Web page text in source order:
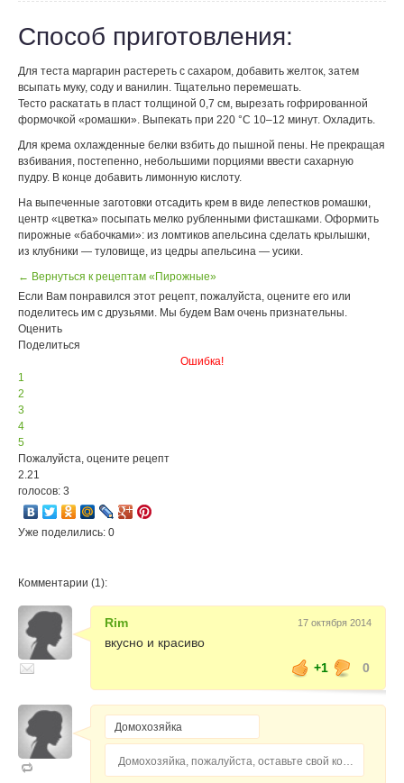
Способ приготовления:
Для теста маргарин растереть с сахаром, добавить желток, затем
всыпать муку, соду и ванилин. Тщательно перемешать.
Тесто раскатать в пласт толщиной 0,7 см, вырезать гофрированной
формочкой «ромашки». Выпекать при 220 °С 10–12 минут. Охладить.
Для крема охлажденные белки взбить до пышной пены. Не прекращая
взбивания, постепенно, небольшими порциями ввести сахарную
пудру. В конце добавить лимонную кислоту.
На выпеченные заготовки отсадить крем в виде лепестков ромашки,
центр «цветка» посыпать мелко рубленными фисташками. Оформить
пирожные «бабочками»: из ломтиков апельсина сделать крылышки,
из клубники — туловище, из цедры апельсина ― усики.
← Вернуться к рецептам «Пирожные»
Если Вам понравился этот рецепт, пожалуйста, оцените его или
поделитесь им с друзьями. Мы будем Вам очень признательны.
Оценить
Поделиться
Ошибка!
1
2
3
4
5
Пожалуйста, оцените рецепт
2.21
голосов: 3
Уже поделились: 0
Комментарии (1):
Rim 17 октября 2014
вкусно и красиво
+1
0
Домохозяйка, пожалуйста, оставьте свой комментарий...